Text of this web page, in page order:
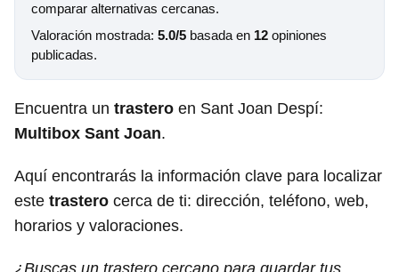
comparar alternativas cercanas.
Valoración mostrada: 5.0/5 basada en 12 opiniones
publicadas.
Encuentra un trastero en Sant Joan Despí:
Multibox Sant Joan.
Aquí encontrarás la información clave para localizar
este trastero cerca de ti: dirección, teléfono, web,
horarios y valoraciones.
¿Buscas un trastero cercano para guardar tus